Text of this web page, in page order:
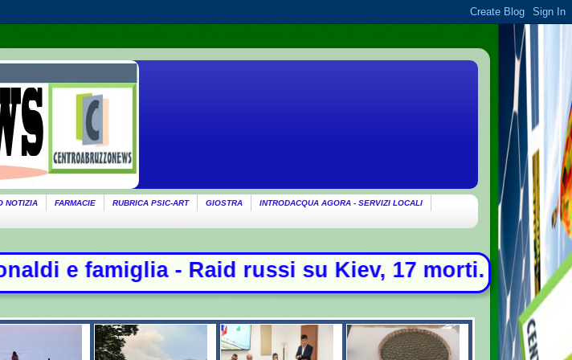
NOTIZIA FARMACIE RUBRICA PSIC-ART GIOSTRA
INTRODACQUA AGORA - SERVIZI LOCALI
russi su Kiev, 17 morti. Drone con